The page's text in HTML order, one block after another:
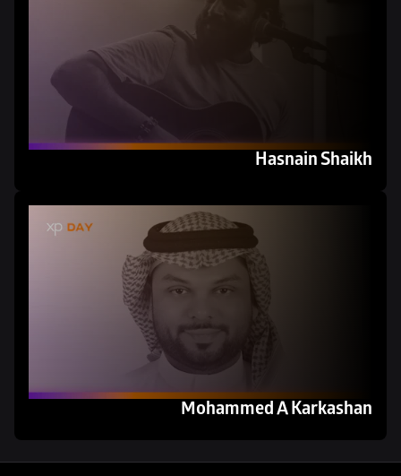
Hasnain Shaikh
Mohammed A Karkashan